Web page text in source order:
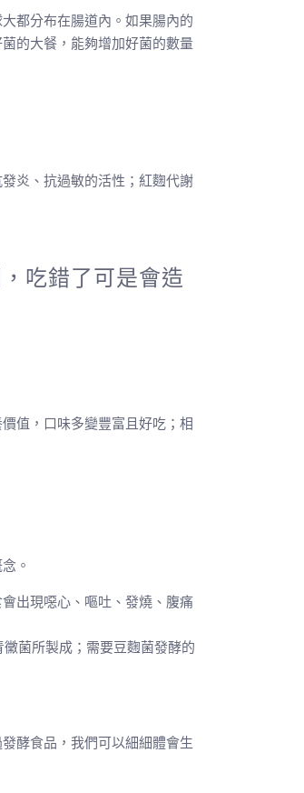
都分布在腸道內。如果腸內的
的大餐，能夠增加好菌的數量
炎、抗過敏的活性；紅麴代謝
吃錯了可是會造
值，口味多變豐富且好吃；相
。
出現噁心、嘔吐、發燒、腹痛
菌所製成；需要豆麴菌發酵的
酵食品，我們可以細細體會生